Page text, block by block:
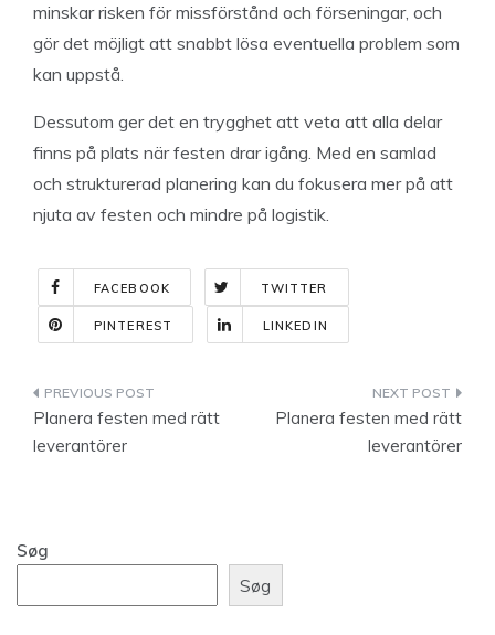
minskar risken för missförstånd och förseningar, och
gör det möjligt att snabbt lösa eventuella problem som
kan uppstå.
Dessutom ger det en trygghet att veta att alla delar
finns på plats när festen drar igång. Med en samlad
och strukturerad planering kan du fokusera mer på att
njuta av festen och mindre på logistik.
FACEBOOK TWITTER
PINTEREST LINKEDIN
Indlægsnavigation
Planera festen med rätt
leverantörer
Planera festen med rätt
leverantörer
Søg
Søg